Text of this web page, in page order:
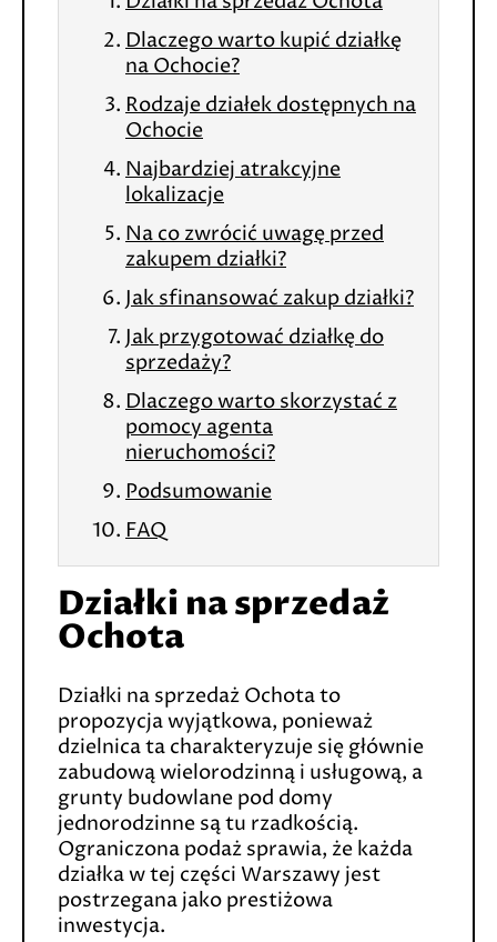
Dlaczego warto kupić działkę
na Ochocie?
Rodzaje działek dostępnych na
Ochocie
Najbardziej atrakcyjne
lokalizacje
Na co zwrócić uwagę przed
zakupem działki?
Jak sfinansować zakup działki?
Jak przygotować działkę do
sprzedaży?
Dlaczego warto skorzystać z
pomocy agenta
nieruchomości?
Podsumowanie
FAQ
Działki na sprzedaż
Ochota
Działki na sprzedaż Ochota to
propozycja wyjątkowa, ponieważ
dzielnica ta charakteryzuje się głównie
zabudową wielorodzinną i usługową, a
grunty budowlane pod domy
jednorodzinne są tu rzadkością.
Ograniczona podaż sprawia, że każda
działka w tej części Warszawy jest
postrzegana jako prestiżowa
inwestycja.